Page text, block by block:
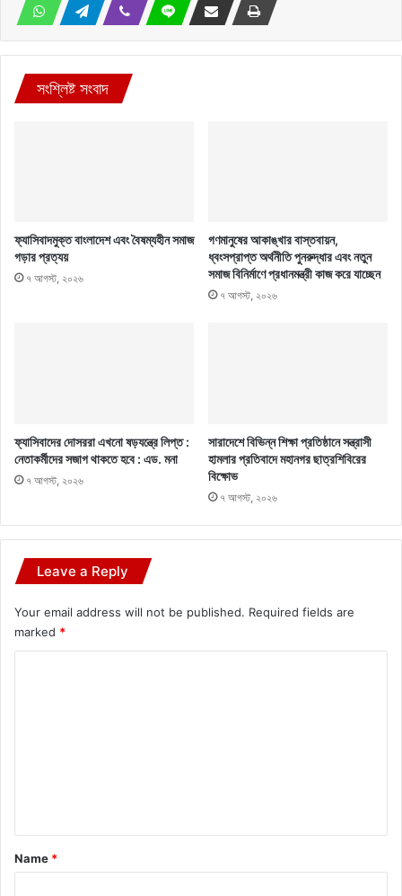
সংশ্লিষ্ট সংবাদ
ফ্যাসিবাদমুক্ত বাংলাদেশ এবং বৈষম্যহীন সমাজ
গড়ার প্রত্যয়
৭ আগস্ট, ২০২৬
গণমানুষের আকাঙ্খার বাস্তবায়ন,
ধ্বংসপ্রাপ্ত অর্থনীতি পুনরুদ্ধার এবং নতুন
সমাজ বিনির্মাণে প্রধানমন্ত্রী কাজ করে যাচ্ছেন
৭ আগস্ট, ২০২৬
ফ্যাসিবাদের দোসররা এখনো ষড়যন্ত্রে লিপ্ত :
নেতাকর্মীদের সজাগ থাকতে হবে : এড. মনা
৭ আগস্ট, ২০২৬
সারাদেশে বিভিন্ন শিক্ষা প্রতিষ্ঠানে সন্ত্রাসী
হামলার প্রতিবাদে মহানগর ছাত্রশিবিরের
বিক্ষোভ
৭ আগস্ট, ২০২৬
Leave a Reply
Your email address will not be published. Required fields are
marked *
*
Name *